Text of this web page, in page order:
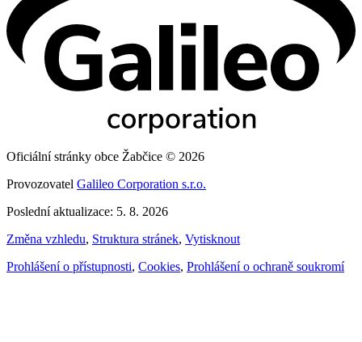
Oficiální stránky obce Žabčice © 2026
Provozovatel Galileo Corporation s.r.o.
Poslední aktualizace: 5. 8. 2026
Změna vzhledu, Struktura stránek, Vytisknout
Prohlášení o přístupnosti, Cookies, Prohlášení o ochraně soukromí